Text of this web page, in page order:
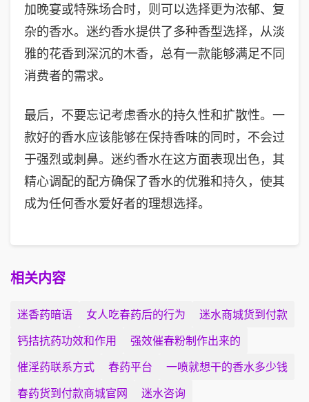
加晚宴或特殊场合时，则可以选择更为浓郁、复
杂的香水。迷约香水提供了多种香型选择，从淡
雅的花香到深沉的木香，总有一款能够满足不同
消费者的需求。
最后，不要忘记考虑香水的持久性和扩散性。一
款好的香水应该能够在保持香味的同时，不会过
于强烈或刺鼻。迷约香水在这方面表现出色，其
精心调配的配方确保了香水的优雅和持久，使其
成为任何香水爱好者的理想选择。
相关内容
迷香药暗语 女人吃春药后的行为
迷水商城货到付款
钙拮抗药功效和作用
强效催春粉制作出来的
催淫药联系方式
春药平台
一喷就想干的香水多少钱
春药货到付款商城官网
迷水咨询